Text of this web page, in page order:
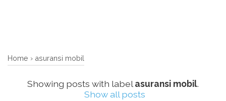
Home › asuransi mobil
Showing posts with labelasuransi mobil.
Show all posts